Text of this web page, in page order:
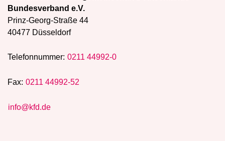
Bundesverband e.V.
Prinz-Georg-Straße 44
40477 Düsseldorf
Telefonnummer: 0211 44992-0
Fax: 0211 44992-52
info@kfd.de